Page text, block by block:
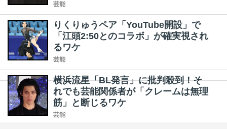
芸能
りくりゅうペア「YouTube開設」で
「江頭2:50とのコラボ」が確実視され
るワケ
芸能
横浜流星「BL発言」に批判殺到！そ
れでも芸能関係者が「クレームは無理
筋」と断じるワケ
芸能